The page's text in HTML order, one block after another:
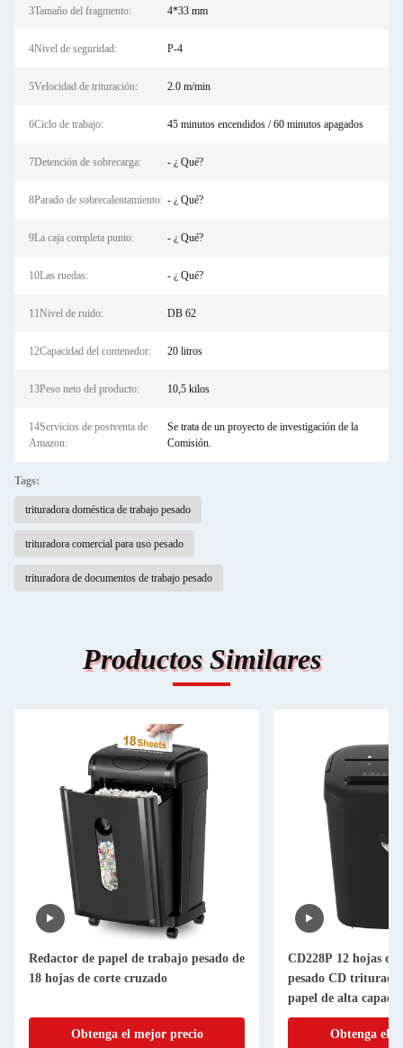
3Tamaño del fragmento: 4*33 mm
4Nivel de seguridad: P-4
5Velocidad de trituración: 2.0 m/min
6Ciclo de trabajo: 45 minutos encendidos / 60 minutos apagados
7Detención de sobrecarga: - ¿ Qué?
8Parado de sobrecalentamiento: - ¿ Qué?
9La caja completa punto: - ¿ Qué?
10Las ruedas: - ¿ Qué?
11Nivel de ruido: DB 62
12Capacidad del contenedor: 20 litros
13Peso neto del producto: 10,5 kilos
14Servicios de postventa de
Amazon:
Se trata de un proyecto de investigación de la
Comisión.
Tags:
trituradora doméstica de trabajo pesado
trituradora comercial para uso pesado
trituradora de documentos de trabajo pesado
Productos Similares
Redactor de papel de trabajo pesado de
18 hojas de corte cruzado
Obtenga el mejor precio
CD228P 12 hojas
pesado CD
papel de alta
de papel destruye
Obtenga el